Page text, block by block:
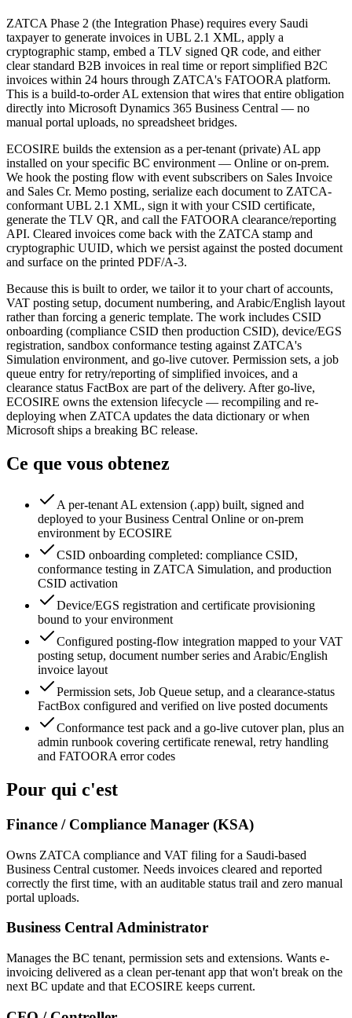
ZATCA Phase 2 (the Integration Phase) requires every Saudi
taxpayer to generate invoices in UBL 2.1 XML, apply a
cryptographic stamp, embed a TLV signed QR code, and either
clear standard B2B invoices in real time or report simplified B2C
invoices within 24 hours through ZATCA's FATOORA platform.
This is a build-to-order AL extension that wires that entire obligation
directly into Microsoft Dynamics 365 Business Central — no
manual portal uploads, no spreadsheet bridges.
ECOSIRE builds the extension as a per-tenant (private) AL app
installed on your specific BC environment — Online or on-prem.
We hook the posting flow with event subscribers on Sales Invoice
and Sales Cr. Memo posting, serialize each document to ZATCA-
conformant UBL 2.1 XML, sign it with your CSID certificate,
generate the TLV QR, and call the FATOORA clearance/reporting
API. Cleared invoices come back with the ZATCA stamp and
cryptographic UUID, which we persist against the posted document
and surface on the printed PDF/A-3.
Because this is built to order, we tailor it to your chart of accounts,
VAT posting setup, document numbering, and Arabic/English layout
rather than forcing a generic template. The work includes CSID
onboarding (compliance CSID then production CSID), device/EGS
registration, sandbox conformance testing against ZATCA's
Simulation environment, and go-live cutover. Permission sets, a job
queue entry for retry/reporting of simplified invoices, and a
clearance status FactBox are part of the delivery. After go-live,
ECOSIRE owns the extension lifecycle — recompiling and re-
deploying when ZATCA updates the data dictionary or when
Microsoft ships a breaking BC release.
Ce que vous obtenez
A per-tenant AL extension (.app) built, signed and
deployed to your Business Central Online or on-prem
environment by ECOSIRE
CSID onboarding completed: compliance CSID,
conformance testing in ZATCA Simulation, and production
CSID activation
Device/EGS registration and certificate provisioning
bound to your environment
Configured posting-flow integration mapped to your VAT
posting setup, document number series and Arabic/English
invoice layout
Permission sets, Job Queue setup, and a clearance-status
FactBox configured and verified on live posted documents
Conformance test pack and a go-live cutover plan, plus an
admin runbook covering certificate renewal, retry handling
and FATOORA error codes
Pour qui c'est
Finance / Compliance Manager (KSA)
Owns ZATCA compliance and VAT filing for a Saudi-based
Business Central customer. Needs invoices cleared and reported
correctly the first time, with an auditable status trail and zero manual
portal uploads.
Business Central Administrator
Manages the BC tenant, permission sets and extensions. Wants e-
invoicing delivered as a clean per-tenant app that won't break on the
next BC update and that ECOSIRE keeps current.